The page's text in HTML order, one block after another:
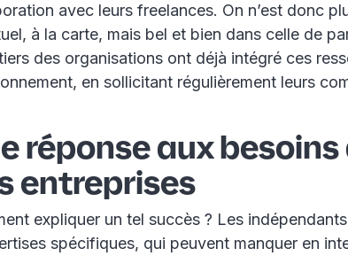
avec leurs freelances. On n’est donc
à la carte, mais bel et bien dans celle de
des organisations ont déjà intégré ces
en sollicitant régulièrement leurs
réponse aux
entreprises
expliquer un tel succès ? Les
spécifiques, qui peuvent manquer en